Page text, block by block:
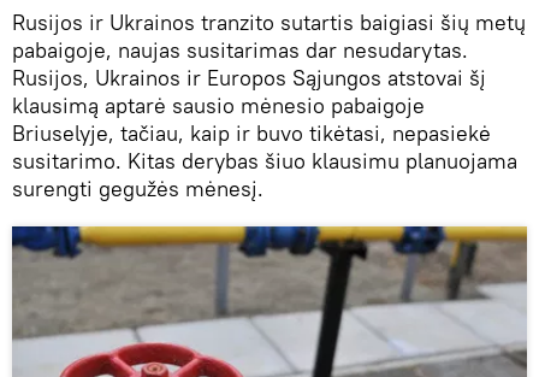
Rusijos ir Ukrainos tranzito sutartis baigiasi šių metų
pabaigoje, naujas susitarimas dar nesudarytas.
Rusijos, Ukrainos ir Europos Sąjungos atstovai šį
klausimą aptarė sausio mėnesio pabaigoje
Briuselyje, tačiau, kaip ir buvo tikėtasi, nepasiekė
susitarimo. Kitas derybas šiuo klausimu planuojama
surengti gegužės mėnesį.